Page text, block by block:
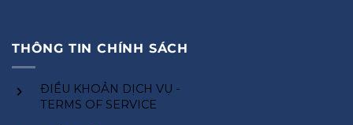
THÔNG TIN CHÍNH SÁCH
ĐIỀU KHOẢN DỊCH VỤ -
TERMS OF SERVICE